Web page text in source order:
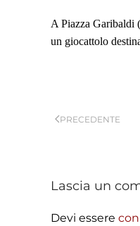
A Piazza Garibaldi
un giocattolo
PRECEDENTE
Lascia un
Devi essere